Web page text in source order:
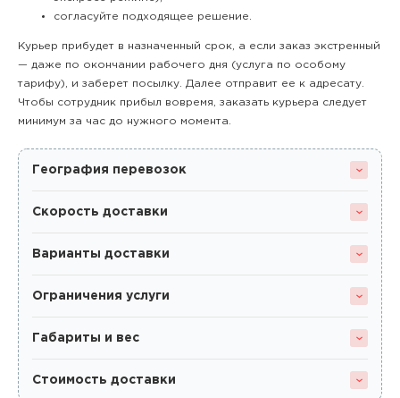
согласуйте подходящее решение.
Курьер прибудет в назначенный срок, а если заказ экстренный
— даже по окончании рабочего дня (услуга по особому
тарифу), и заберет посылку. Далее отправит ее к адресату.
Чтобы сотрудник прибыл вовремя, заказать курьера следует
минимум за час до нужного момента.
География перевозок
Скорость доставки
Варианты доставки
Ограничения услуги
Габариты и вес
Стоимость доставки